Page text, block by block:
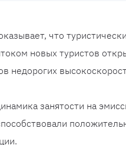
что
новых туристов
недорогих
занятости на